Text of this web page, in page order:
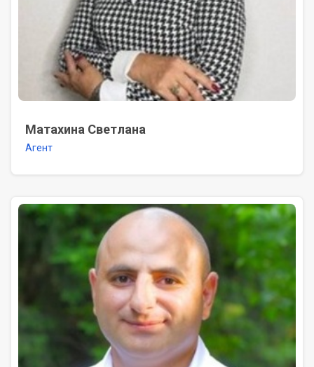
Матахина Светлана
Агент